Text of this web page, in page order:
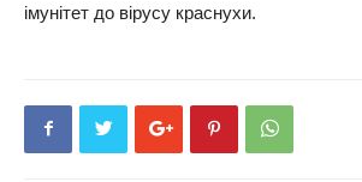
імунітет до вірусу краснухи.